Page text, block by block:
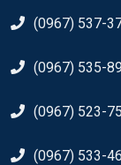
(0967) 537-
(0967) 535-
(0967) 523-
(0967) 533-